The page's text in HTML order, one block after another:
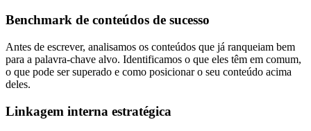
Benchmark de conteúdos de sucesso
Antes de escrever, analisamos os conteúdos que já ranqueiam bem
para a palavra-chave alvo. Identificamos o que eles têm em comum,
o que pode ser superado e como posicionar o seu conteúdo acima
deles.
Linkagem interna estratégica